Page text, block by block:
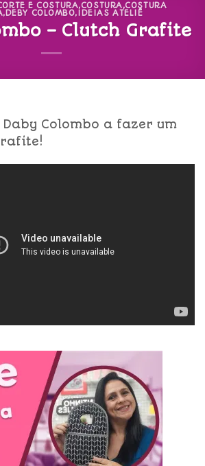
E COSTURA,COSTURA,COSTURA
,DEBY COLOMBO, IDEIAS ATELIÊ
– Clutch Grafite
Colombo a fazer um